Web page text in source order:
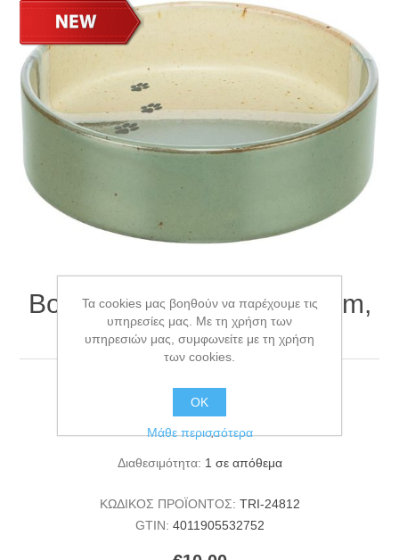
Bowl, ceramic, 0.2 l/ø 12 cm,
green/beige
Bowl, ceramic, 0.2 l/ø 12 cm, green/beige
Κατασκευαστής: TRIXIE
Διαθεσιμότητα: 1 σε απόθεμα
ΚΩΔΙΚΟΣ ΠΡΟΪΟΝΤΟΣ: TRI-24812
GTIN: 4011905532752
Τα cookies μας βοηθούν να παρέχουμε τις
υπηρεσίες μας. Με τη χρήση των
υπηρεσιών μας, συμφωνείτε με τη χρήση
των cookies.
ΟΚ
Μάθε περισσότερα